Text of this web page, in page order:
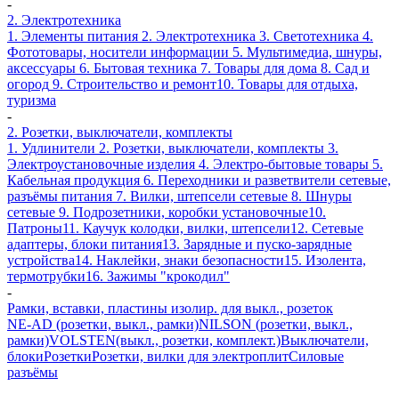
-
2. Электротехника
1. Элементы питания 2. Электротехника 3. Светотехника 4.
Фототовары, носители информации 5. Мультимедиа, шнуры,
аксессуары 6. Бытовая техника 7. Товары для дома 8. Сад и
огород 9. Строительство и ремонт10. Товары для отдыха,
туризма
-
2. Розетки, выключатели, комплекты
1. Удлинители 2. Розетки, выключатели, комплекты 3.
Электроустановочные изделия 4. Электро-бытовые товары 5.
Кабельная продукция 6. Переходники и разветвители сетевые,
разъёмы питания 7. Вилки, штепсели сетевые 8. Шнуры
сетевые 9. Подрозетники, коробки установочные10.
Патроны11. Каучук колодки, вилки, штепсели12. Сетевые
адаптеры, блоки питания13. Зарядные и пуско-зарядные
устройства14. Наклейки, знаки безопасности15. Изолента,
термотрубки16. Зажимы "крокодил"
-
Рамки, вставки, пластины изолир. для выкл., розеток
NE-AD (розетки, выкл., рамки)NILSON (розетки, выкл.,
рамки)VOLSTEN(выкл., розетки, комплект.)Выключатели,
блокиРозеткиРозетки, вилки для электроплитСиловые
разъёмы